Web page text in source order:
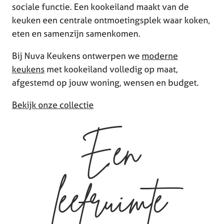
sociale functie. Een kookeiland maakt van de
keuken een centrale ontmoetingsplek waar koken,
eten en samenzijn samenkomen.
Bij Nuva Keukens ontwerpen we moderne
keukens met kookeiland volledig op maat,
afgestemd op jouw woning, wensen en budget.
Bekijk onze collectie
Een
leefruimte